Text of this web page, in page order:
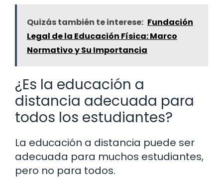
Quizás también te interese: Fundación
Legal de la Educación Física: Marco
Normativo y Su Importancia
¿Es la educación a
distancia adecuada para
todos los estudiantes?
La educación a distancia puede ser
adecuada para muchos estudiantes,
pero no para todos.